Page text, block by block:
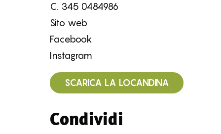
C. 345 0484986
Sito web
Facebook
Instagram
SCARICA LA LOCANDINA
Condividi